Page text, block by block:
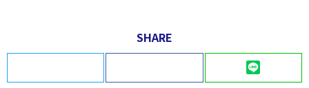
SHARE
LINE